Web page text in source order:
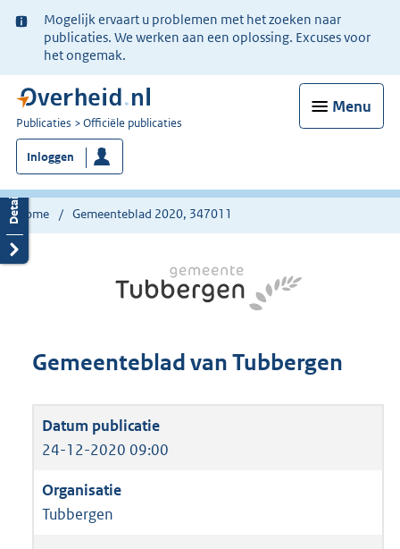
Ter
informatie:
Mogelijk ervaart u problemen met het zoeken naar
publicaties. We werken aan een oplossing. Excuses voor
het ongemak.
Menu
U
bent
nu
hier:
Publicaties Officiële publicaties
Inloggen
Home Gemeenteblad 2020, 347011
Gemeenteblad van Tubbergen
24-12-2020 09:00
Tubbergen